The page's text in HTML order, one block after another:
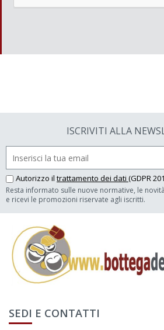
ISCRIVITI ALLA
Autorizzo il trattamento dei dati (GDPR
Resta informato sulle nuove normative, le
e ricevi le promozioni riservate agli iscritti.
SEDI E CONTATTI